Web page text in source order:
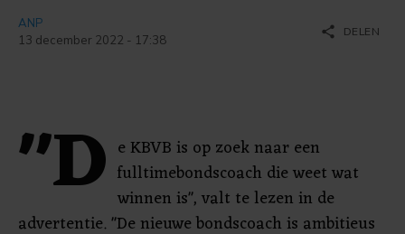
ANP
13 december 2022 - 17:38
share DELEN
"D e KBVB is op zoek naar een
fulltimebondscoach die weet wat
winnen is", valt te lezen in de
advertentie. "De nieuwe bondscoach is ambitieus